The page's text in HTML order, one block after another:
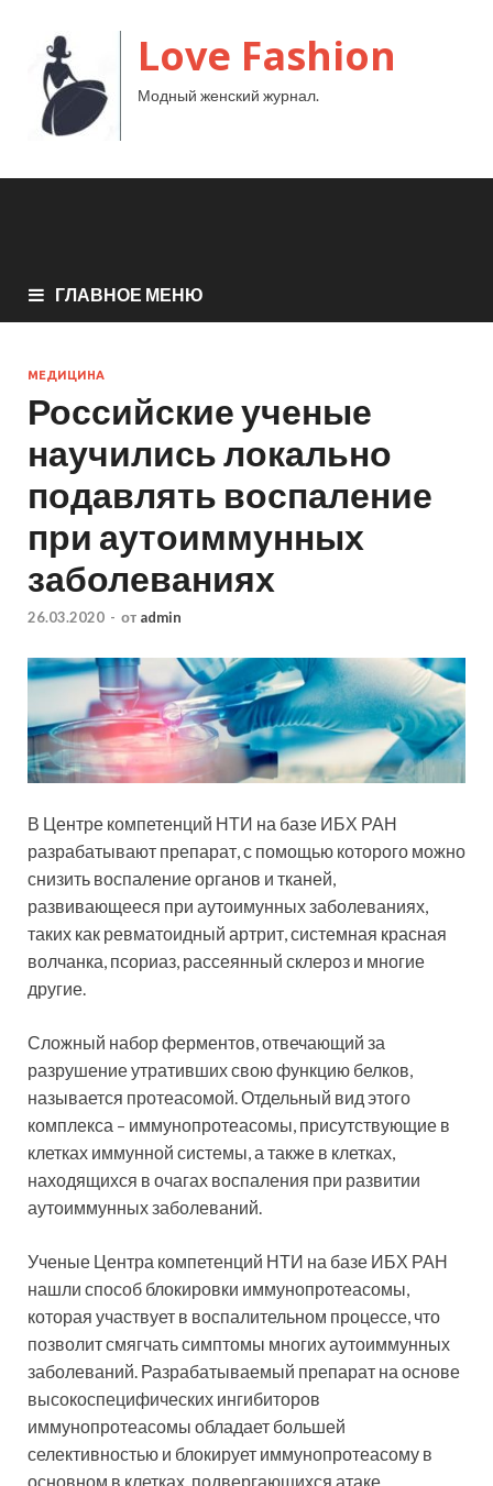
Love Fashion
Модный женский журнал.
ГЛАВНОЕ МЕНЮ
МЕДИЦИНА
Российские ученые
научились локально
подавлять воспаление
при аутоиммунных
заболеваниях
26.03.2020 - от admin
В Центре компетенций НТИ на базе ИБХ РАН
разрабатывают препарат, с помощью которого можно
снизить воспаление органов и тканей,
развивающееся при аутоимунных заболеваниях,
таких как ревматоидный артрит, системная красная
волчанка, псориаз, рассеянный склероз и многие
другие.
Сложный набор ферментов, отвечающий за
разрушение утративших свою функцию белков,
называется протеасомой. Отдельный вид этого
комплекса – иммунопротеасомы, присутствующие в
клетках иммунной системы, а также в клетках,
находящихся в очагах воспаления при развитии
аутоиммунных заболеваний.
Ученые Центра компетенций НТИ на базе ИБХ РАН
нашли способ блокировки иммунопротеасомы,
которая участвует в воспалительном процессе, что
позволит смягчать симптомы многих аутоиммунных
заболеваний. Разрабатываемый препарат на основе
высокоспецифических ингибиторов
иммунопротеасомы обладает большей
селективностью и блокирует иммунопротеасому в
основном в клетках, подвергающихся атаке